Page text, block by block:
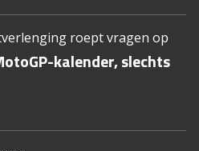
roept vragen op
kalender, slechts